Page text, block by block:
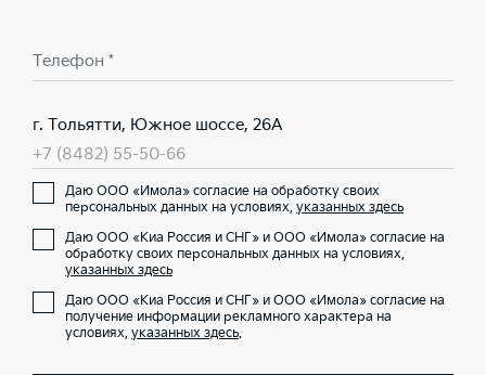
Телефон *
г. Тольятти, Южное шоссе, 26А
+7 (8482) 55-50-66
Даю ООО «Имола» согласие на обработку своих
персональных данных на условиях, указанных здесь
Даю ООО «Киа Россия и СНГ» и ООО «Имола» согласие на
обработку своих персональных данных на условиях,
указанных здесь
Даю ООО «Киа Россия и СНГ» и ООО «Имола» согласие на
получение информации рекламного характера на
условиях, указанных здесь.